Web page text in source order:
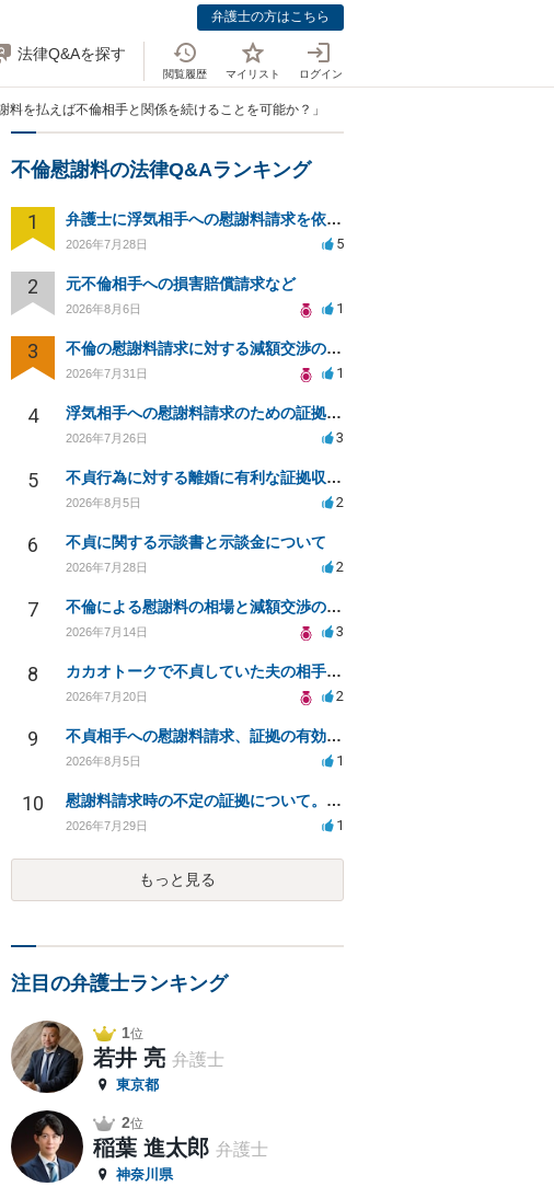
弁護士の方はこちら
法律Q&Aを探す
閲覧履歴 マイリスト ログイン
料を払えば不倫相手と関係を続けることを可能か？」
不倫慰謝料の法律Q&Aランキング
1 弁護士に浮気相手への慰謝料請求を依頼する費用相場は？
2026年7月28日 5
2 元不倫相手への損害賠償請求など
2026年8月6日 1
3 不倫の慰謝料請求に対する減額交渉の可能性と対策
2026年7月31日 1
4 浮気相手への慰謝料請求のための証拠集めと探偵選び
2026年7月26日 3
5 不貞行為に対する離婚に有利な証拠収集方法と法的手続きについて
2026年8月5日 2
6 不貞に関する示談書と示談金について
2026年7月28日 2
7 不倫による慰謝料の相場と減額交渉の可能性について
2026年7月14日 3
8 カカオトークで不貞していた夫の相手を特定したい
2026年7月20日 2
9 不貞相手への慰謝料請求、証拠の有効性と対応方法は？
2026年8月5日 1
10 慰謝料請求時の不定の証拠について。効力があるのか知りたい。
2026年7月29日 1
もっと見る
注目の弁護士ランキング
1位
若井 亮 弁護士
東京都
2位
稲葉 進太郎 弁護士
神奈川県